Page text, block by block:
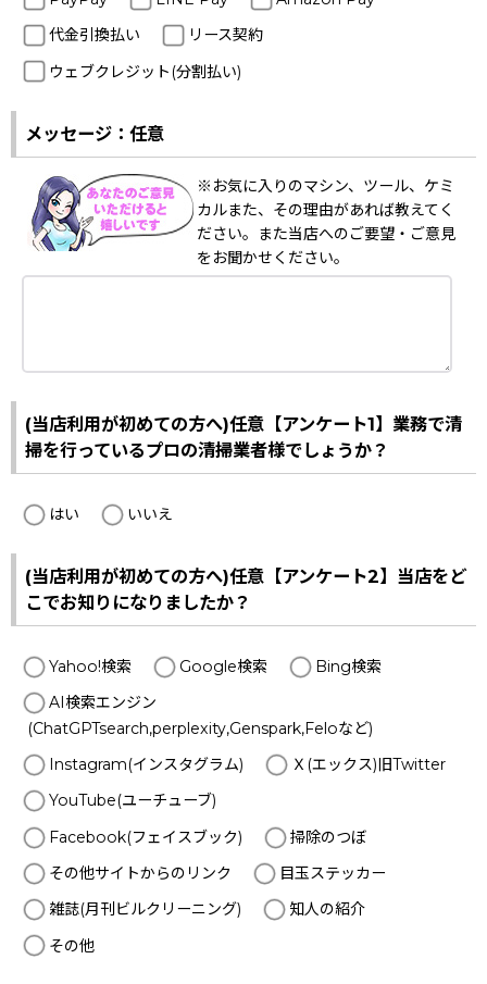
代金引換払い
リース契約
ウェブクレジット(分割払い)
メッセージ：任意
※お気に入りのマシン、ツール、ケミ
カルまた、その理由があれば教えてく
ださい。また当店へのご要望・ご意見
をお聞かせください。
(当店利用が初めての方へ)任意【アンケート1】業務で清
掃を行っているプロの清掃業者様でしょうか？
はい いいえ
(当店利用が初めての方へ)任意【アンケート2】当店をど
こでお知りになりましたか？
Yahoo!検索 Google検索
Bing検索
AI検索エンジン
(ChatGPTsearch,perplexity,Genspark,Feloなど)
Instagram(インスタグラム)
Ｘ(エックス)旧Twitter
YouTube(ユーチューブ)
Facebook(フェイスブック)
掃除のつぼ
その他サイトからのリンク
目玉ステッカー
雑誌(月刊ビルクリーニング)
知人の紹介
その他